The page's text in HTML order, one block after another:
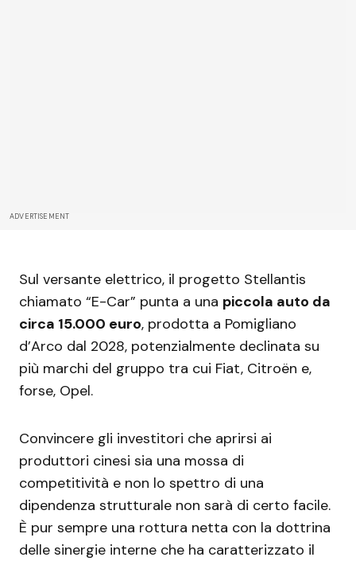
ADVERTISEMENT
Sul versante elettrico, il progetto Stellantis
chiamato “E-Car” punta a una piccola auto da
circa 15.000 euro, prodotta a Pomigliano
d’Arco dal 2028, potenzialmente declinata su
più marchi del gruppo tra cui Fiat, Citroën e,
forse, Opel.
Convincere gli investitori che aprirsi ai
produttori cinesi sia una mossa di
competitività e non lo spettro di una
dipendenza strutturale non sarà di certo facile.
È pur sempre una rottura netta con la dottrina
delle sinergie interne che ha caratterizzato il